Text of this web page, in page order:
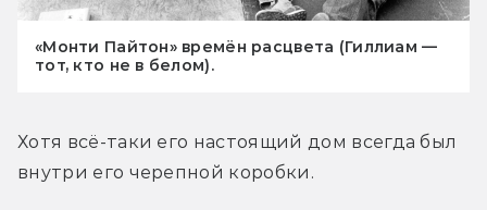
«Монти Пайтон» времён расцвета (Гиллиам —
тот, кто не в белом).
Хотя всё-таки его настоящий дом всегда был
внутри его черепной коробки.